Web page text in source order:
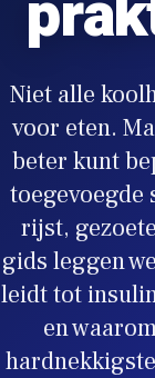
Niet alle
voor eten.
beter kunt
toegevoegde
rijst,
gids leggen
leidt tot
en